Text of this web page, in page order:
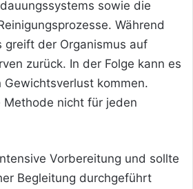
sowie die
Während
greift der Organismus auf
zurück. In der Folge kann es
Gewichtsverlust kommen.
nicht für jeden
Vorbereitung und sollte
Begleitung durchgeführt